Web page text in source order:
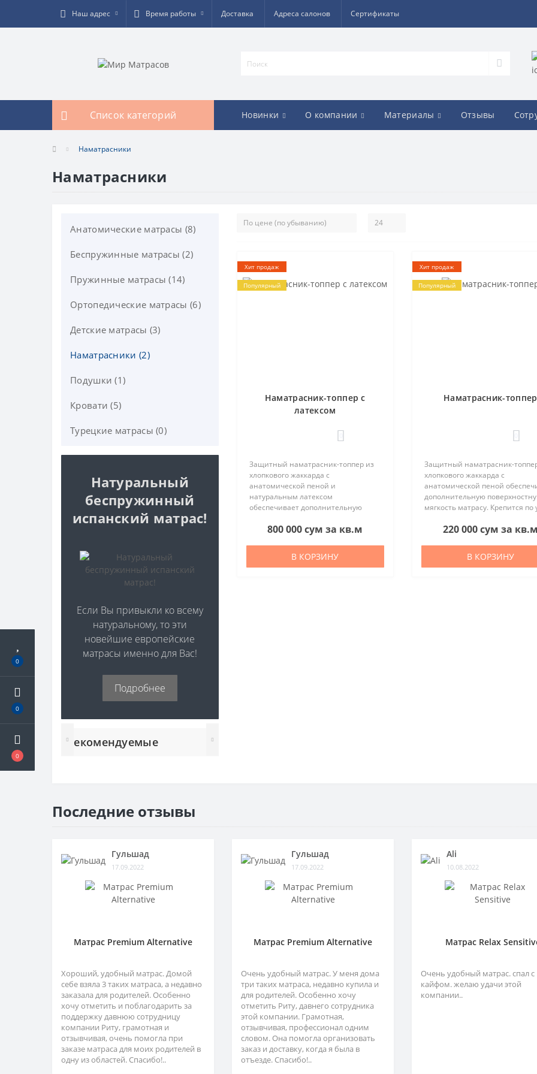
0
0
0
Наш адрес Время работы Доставка Адреса салонов Сертификаты
Список категорий Новинки О компании Материалы Отзывы
Наматрасники
Наматрасники
Анатомические матрасы (8)
Беспружинные матрасы (2)
Пружинные матрасы (14)
Ортопедические матрасы (6)
Детские матрасы (3)
Наматрасники (2)
Подушки (1)
Кровати (5)
Турецкие матрасы (0)
Натуральный
беспружинный
испанский матрас!
Если Вы привыкли ко всему
натуральному, то эти
новейшие европейские
матрасы именно для Вас!
Подробнее
Рекомендуемые
Хит продаж
Популярный
Наматрасник-топпер с
латексом
Защитный наматрасник-топпер из
хлопкового жаккарда с
анатомической пеной и
натуральным латексом
обеспечивает дополнительную
Крепится по углам матраса при
800 000 сум за кв.м
В КОРЗИНУ
Хит продаж
Популярный
Наматрасник-топпер
Защитный наматрасник-
хлопкового жаккарда с
анатомической пеной
дополнительную
мягкость матрасу. Крепится по
Высота 3 см...
220 000 сум за
В КОРЗИНУ
Последние отзывы
Гульшад
17.09.2022
Матрас Premium Alternative
Хороший, удобный матрас. Домой
себе взяла 3 таких матраса, а недавно
заказала для родителей. Особенно
хочу отметить и поблагодарить за
поддержку давнюю сотрудницу
компании Риту, грамотная и
отзывчивая, очень помогла при
заказе матраса для моих родителей в
одну из областей. Спасибо!..
Гульшад
17.09.2022
Матрас Premium Alternative
Очень удобный матрас. У меня дома
три таких матраса, недавно купила и
для родителей. Особенно хочу
отметить Риту, давнего сотрудника
этой компании. Грамотная,
отзывчивая, профессионал одним
словом. Она помогла организовать
заказ и доставку, когда я была в
отъезде. Спасибо!..
Ali
10.08.2022
Матрас Relax
Очень удобный матрас. спал с
кайфом. желаю удачи этой
компании..